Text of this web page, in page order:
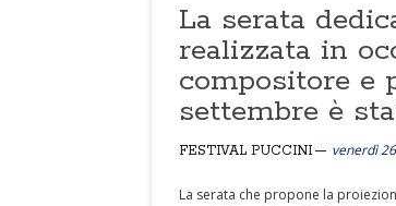
La serata
realizzata in
compositore e
settembre è
FESTIVAL PUCCINI venerdì
La serata che propone la